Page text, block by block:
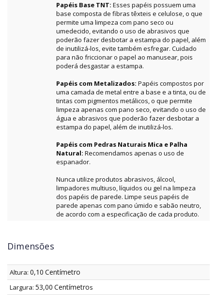
Papéis Base TNT: Esses papéis possuem uma
base composta de fibras têxteis e celulose, o que
permite uma limpeza com pano seco ou
umedecido, evitando o uso de abrasivos que
poderão fazer desbotar a estampa do papel, além
de inutilizá-los, evite também esfregar. Cuidado
para não friccionar o papel ao manusear, pois
poderá desgastar a estampa.
Papéis com Metalizados: Papéis compostos por
uma camada de metal entre a base e a tinta, ou de
tintas com pigmentos metálicos, o que permite
limpeza apenas com pano seco, evitando o uso de
água e abrasivos que poderão fazer desbotar a
estampa do papel, além de inutilizá-los.
Papéis com Pedras Naturais Mica e Palha
Natural: Recomendamos apenas o uso de
espanador.
Nunca utilize produtos abrasivos, álcool,
limpadores multiuso, líquidos ou gel na limpeza
dos papéis de parede. Limpe seus papéis de
parede apenas com pano úmido e sabão neutro,
de acordo com a especificação de cada produto.
Dimensões
Altura: 0,10 Centímetro
Largura: 53,00 Centímetros